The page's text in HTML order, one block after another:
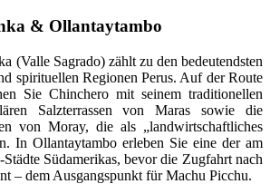
& Ollantaytambo
(Valle Sagrado) zählt zu den bedeutendsten
spirituellen Regionen Perus. Auf der Route
Sie Chinchero mit seinem traditionellen
Salzterrassen von Maras sowie die
von Moray, die als „landwirtschaftliches
In Ollantaytambo erleben Sie eine der am
Südamerikas, bevor die Zugfahrt nach
– dem Ausgangspunkt für Machu Picchu.